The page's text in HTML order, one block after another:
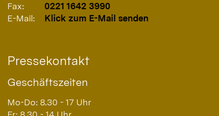
Fax:
0221 1642 3990
E-Mail:
Klick zum E-Mail senden
Pressekontakt
Geschäftszeiten
Mo-Do: 8.30 - 17 Uhr